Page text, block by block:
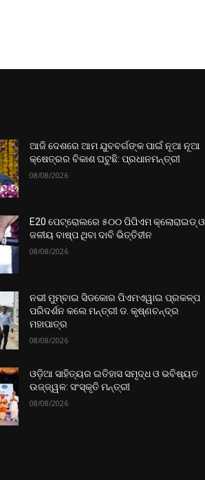
ଆଜି ଦେଶରେ ଆମ ଯୁବବର୍ଗଙ୍କ ପାଇଁ ନୂଆ ନୂଆ
କ୍ଷେତ୍ରର ବିକାଶ ଘଟୁଛି: ପ୍ରଧାନମନ୍ତ୍ରୀ
08/08/2026
E20 ପେଟ୍ରୋଲରେ ୫୦୦ ପିପିଏମ କ୍ଲୋରାଇଡ୍ ଓ
ଜଳୀୟ ବାଷ୍ପ ଥିବା ଦାବି ଭିତ୍ତିହୀନ
08/08/2026
ନଭୀ ମୁମ୍ବାଇ ସିଡକୋର ପିଏମଏୱାଇ ପ୍ରକଳ୍ପ
ପରିଦର୍ଶନ କଲେ ମନ୍ତ୍ରୀ ଡ. କୃଷ୍ଣଚନ୍ଦ୍ର
ମହାପାତ୍ର
08/08/2026
ଓଡ଼ିଆ ସାହିତ୍ୟର ଇତିହାସ ସମୃଦ୍ଧ ଓ ଭବିଷ୍ୟତ
ଉଜ୍ଜ୍ୱଳ: ସଂସ୍କୃତି ମନ୍ତ୍ରୀ
08/08/2026